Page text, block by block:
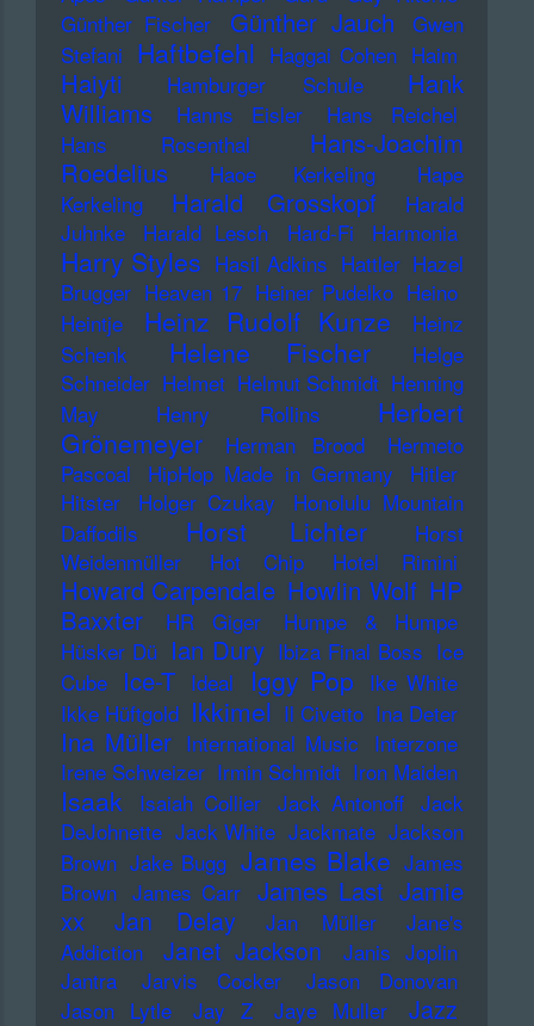
Günther Fischer
Günther Jauch
Gwen
Stefani Haftbefehl Haggai Cohen Haim
Haiyti Hamburger Schule
Hank
Williams
Hanns Eisler
Hans Reichel
Hans Rosenthal
Hans-Joachim
Roedelius
Haoe Kerkeling
Hape
Kerkeling
Harald Grosskopf
Harald
Juhnke
Harald Lesch Hard-Fi Harmonia
Harry Styles Hasil Adkins Hattler Hazel
Brugger Heaven 17 Heiner Pudelko Heino
Heintje
Heinz Rudolf Kunze
Heinz
Schenk
Helene Fischer
Helge
Schneider Helmet Helmut Schmidt Henning
May
Henry Rollins
Herbert
Grönemeyer
Herman Brood
Hermeto
Pascoal
HipHop Made in Germany
Hitler
Hitster
Holger Czukay
Honolulu Mountain
Daffodils
Horst Lichter
Horst
Weidenmüller
Hot Chip Hotel Rimini
Howard Carpendale Howlin Wolf HP
Baxxter
HR Giger
Humpe & Humpe
Hüsker Dü Ian Dury Ibiza Final Boss Ice
Cube
Ice-T Ideal Iggy Pop Ike White
Ikke Hüftgold Ikkimel Il Civetto Ina Deter
Ina Müller International Music Interzone
Irene Schweizer Irmin Schmidt Iron Maiden
Isaak Isaiah Collier Jack Antonoff Jack
DeJohnette Jack White Jackmate Jackson
Brown Jake Bugg James Blake James
Brown James Carr James Last Jamie
xx
Jan Delay Jan Müller
Jane's
Addiction
Janet Jackson
Janis Joplin
Jantra
Jarvis Cocker
Jason Donovan
Jason Lytle
Jay Z Jaye Muller
Jazz